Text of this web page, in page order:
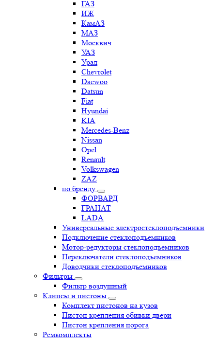
ГАЗ
ИЖ
КамАЗ
МАЗ
Москвич
УАЗ
Урал
Chevrolet
Daewoo
Datsun
Fiat
Hyundai
KIA
Mercedes-Benz
Nissan
Opel
Renault
Volkswagen
ZAZ
по бренду
ФОРВАРД
ГРАНАТ
LADA
Универсальные электростеклоподъемники
Подключение стеклоподъемников
Мотор-редукторы стеклоподъемников
Переключатели стеклоподъемников
Доводчики стеклоподъемников
Фильтры
Фильтр воздушный
Клипсы и пистоны
Комплект пистонов на кузов
Пистон крепления обивки двери
Пистон крепления порога
Ремкомплекты